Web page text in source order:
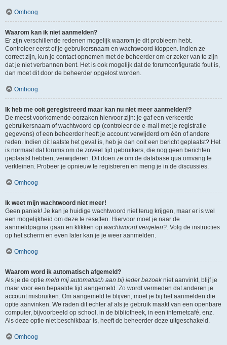
Omhoog
Waarom kan ik niet aanmelden?
Er zijn verschillende redenen mogelijk waarom je dit probleem hebt.
Controleer eerst of je gebruikersnaam en wachtwoord kloppen. Indien ze
correct zijn, kun je contact opnemen met de beheerder om er zeker van te zijn
dat je niet verbannen bent. Het is ook mogelijk dat de forumconfiguratie fout is,
dan moet dit door de beheerder opgelost worden.
Omhoog
Ik heb me ooit geregistreerd maar kan nu niet meer aanmelden!?
De meest voorkomende oorzaken hiervoor zijn: je gaf een verkeerde
gebruikersnaam of wachtwoord op (controleer de e-mail met je registratie
gegevens) of een beheerder heeft je account verwijderd om één of andere
reden. Indien dit laatste het geval is, heb je dan ooit een bericht geplaatst? Het
is normaal dat forums om de zoveel tijd gebruikers, die nog geen berichten
geplaatst hebben, verwijderen. Dit doen ze om de database qua omvang te
verkleinen. Probeer je opnieuw te registreren en meng je in de discussies.
Omhoog
Ik weet mijn wachtwoord niet meer!
Geen paniek! Je kan je huidige wachtwoord niet terug krijgen, maar er is wel
een mogelijkheid om deze te resetten. Hiervoor moet je naar de
aanmeldpagina gaan en klikken op wachtwoord vergeten? . Volg de instructies
op het scherm en even later kan je je weer aanmelden.
Omhoog
Waarom word ik automatisch afgemeld?
Als je de optie meld mij automatisch aan bij ieder bezoekniet aanvinkt, blijf je
maar voor een bepaalde tijd aangemeld. Zo wordt vermeden dat anderen je
account misbruiken. Om aangemeld te blijven, moet je bij het aanmelden die
optie aanvinken. We raden dit echter af als je gebruik maakt van een openbare
computer, bijvoorbeeld op school, in de bibliotheek, in een internetcafé, enz.
Als deze optie niet beschikbaar is, heeft de beheerder deze uitgeschakeld.
Omhoog